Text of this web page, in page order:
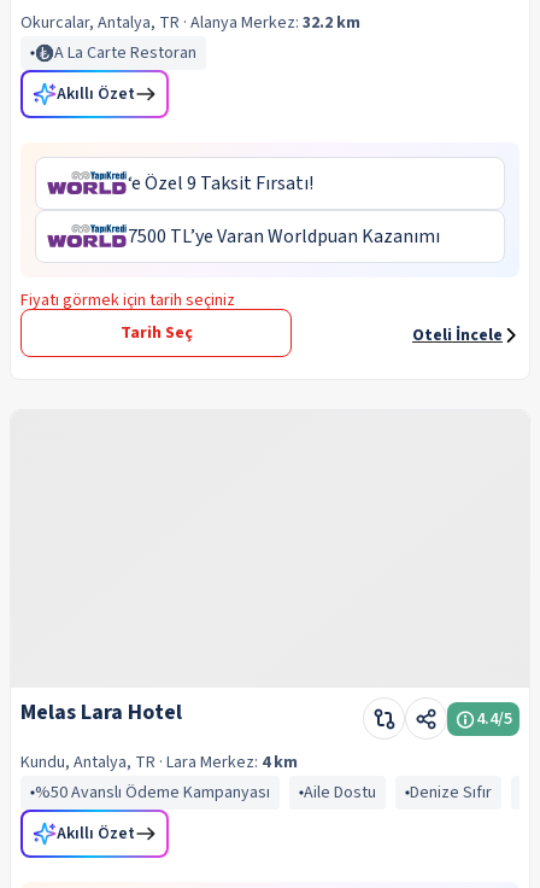
Okurcalar, Antalya, TR · Alanya Merkez: 32.2 km
A La Carte Restoran
Akıllı Özet
‘e Özel 9 Taksit Fırsatı!
7500 TL’ye Varan Worldpuan Kazanımı
Fiyatı görmek için tarih seçiniz
Tarih Seç
Oteli İncele
Melas Lara Hotel 4.4/5
Kundu, Antalya, TR · Lara Merkez: 4 km
%50 Avanslı Ödeme Kampanyası
Aile Dostu Denize Sıfır
Akıllı Özet